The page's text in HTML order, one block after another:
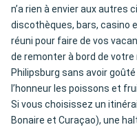
n’a rien à envier aux autres
discothèques, bars, casino
réuni pour faire de vos
de remonter à bord de
Philipsburg sans avoir
l’honneur les poissons et
Si vous choisissez un
Bonaire et Curaçao), une